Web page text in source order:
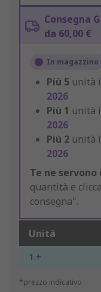
Consegna
da 60,00 €
In magazzino
Più 5 unità
2026
Più 1 unità
2026
Più 2 unità
2026
Te ne servono
quantità e
consegna".
Unità
1 +
*prezzo indicativo